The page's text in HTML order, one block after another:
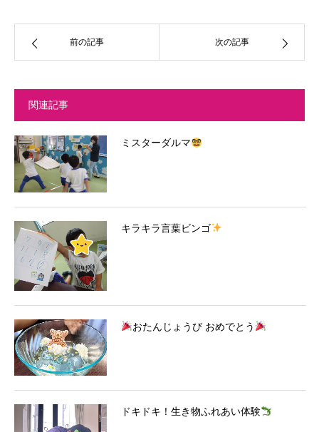
前の記事 次の記事
関連記事
ミスターダルマ
キラキラ言葉ビンゴ
おたんじょうび おめでとう
ドキドキ！生き物ふれあい体験